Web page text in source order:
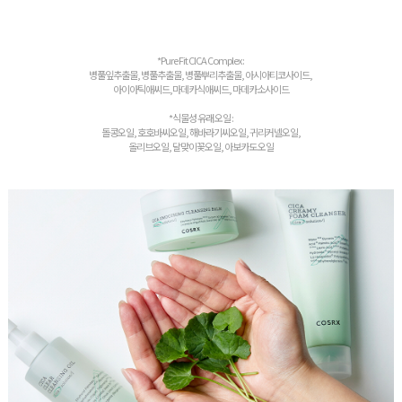
*Pure Fit CICA Complex :
병풀잎추출물, 병풀추출물, 병풀뿌리추출물, 아시아티코사이드,
아이아틱애씨드,마데카식애씨드, 마데카소사이드
*식물성 유래 오일 :
돌콩오일, 호호바씨오일, 해바라기씨오일, 귀리커넬오일,
올리브오일, 달맞이꽃오일, 아보카도 오일